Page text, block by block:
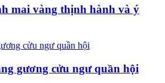
mai vàng thịnh hành và ý
gương cửu ngư quần hội